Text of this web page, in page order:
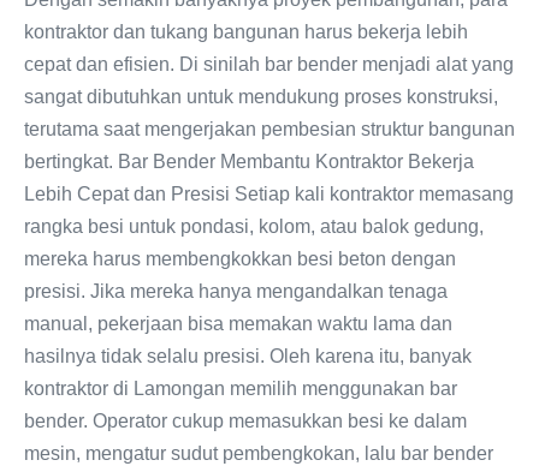
kontraktor dan tukang bangunan harus bekerja lebih
cepat dan efisien. Di sinilah bar bender menjadi alat yang
sangat dibutuhkan untuk mendukung proses konstruksi,
terutama saat mengerjakan pembesian struktur bangunan
bertingkat. Bar Bender Membantu Kontraktor Bekerja
Lebih Cepat dan Presisi Setiap kali kontraktor memasang
rangka besi untuk pondasi, kolom, atau balok gedung,
mereka harus membengkokkan besi beton dengan
presisi. Jika mereka hanya mengandalkan tenaga
manual, pekerjaan bisa memakan waktu lama dan
hasilnya tidak selalu presisi. Oleh karena itu, banyak
kontraktor di Lamongan memilih menggunakan bar
bender. Operator cukup memasukkan besi ke dalam
mesin, mengatur sudut pembengkokan, lalu bar bender